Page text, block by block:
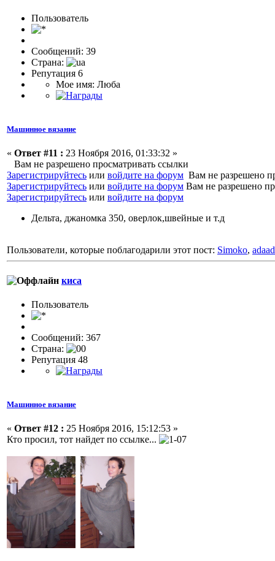
Пользоватeль
Сообщений: 39
Страна:
Репутация 6
Мое имя: Люба
Машинное вязание
« Ответ #11 : 23 Ноября 2016, 01:33:32 »
Вам не разрешено просматривать ссылки
Зарегистрируйтесь или войдите на форум Вам не разрешено
Зарегистрируйтесь или войдите на форум Вам не разрешено
Зарегистрируйтесь или войдите на форум
Дельта, джаномка 350, оверлок,швейные и т.д
Пользователи, которые поблагодарили этот пост: Simoko,
киса
Пользовaтeль
Сообщений: 367
Страна:
Репутация 48
Машинное вязание
« Ответ #12 : 25 Ноября 2016, 15:12:53 »
Кто просил, тот найдет по ссылке...